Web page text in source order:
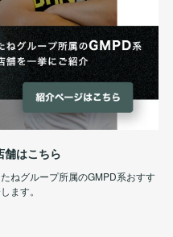
舗はこちら
ねグループ所属のGMPD系おすす
ます。